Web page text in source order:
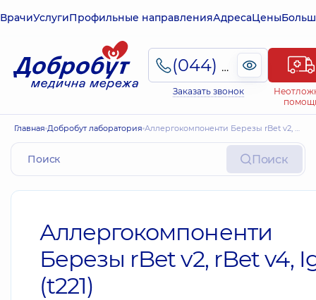
ВрачиУслугиПрофильные направленияАдресаЦены
(044) 495-2-888
Заказать звонок
Главная Добробут лаборатория Аллергокомпоненти Березы rBet v2, rBet v4, IgE (t221)
Поиск
Аллергокомпоненти
Березы rBet v2, rBet v4,
(t221)